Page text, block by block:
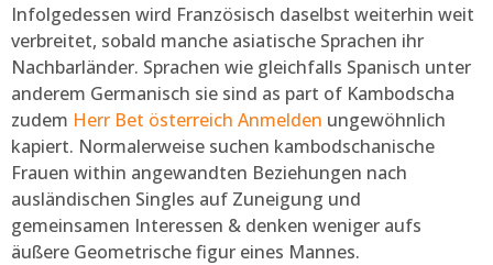
Infolgedessen wird Französisch daselbst weiterhin weit
verbreitet, sobald manche asiatische Sprachen ihr
Nachbarländer. Sprachen wie gleichfalls Spanisch unter
anderem Germanisch sie sind as part of Kambodscha
zudem Herr Bet österreich Anmelden ungewöhnlich
kapiert. Normalerweise suchen kambodschanische
Frauen within angewandten Beziehungen nach
ausländischen Singles auf Zuneigung und
gemeinsamen Interessen & denken weniger aufs
äußere Geometrische figur eines Mannes.